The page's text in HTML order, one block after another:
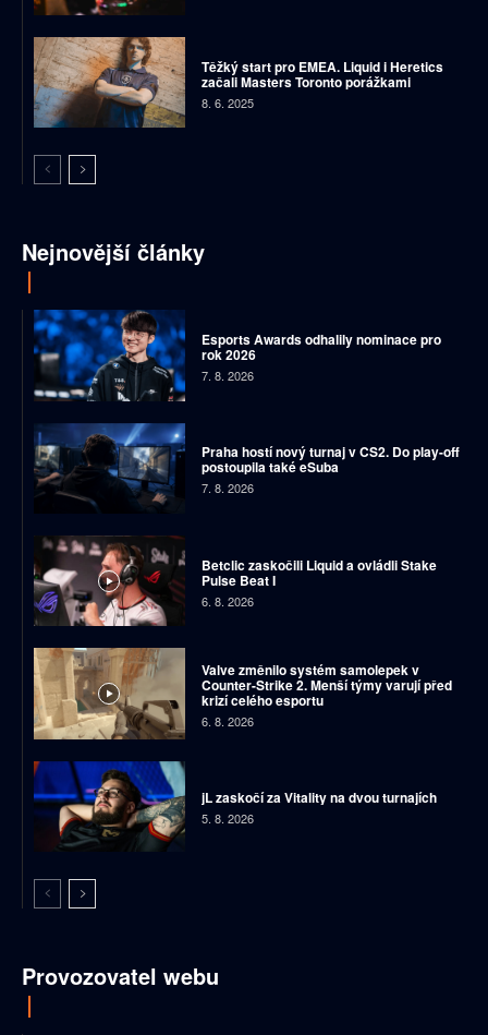
Těžký start pro EMEA. Liquid i Heretics
začali Masters Toronto porážkami
8. 6. 2025
Nejnovější články
Esports Awards odhalily nominace pro
rok 2026
7. 8. 2026
Praha hostí nový turnaj v CS2. Do play-off
postoupila také eSuba
7. 8. 2026
Betclic zaskočili Liquid a ovládli Stake
Pulse Beat I
6. 8. 2026
Valve změnilo systém samolepek v
Counter-Strike 2. Menší týmy varují před
krizí celého esportu
6. 8. 2026
jL zaskočí za Vitality na dvou turnajích
5. 8. 2026
Provozovatel webu